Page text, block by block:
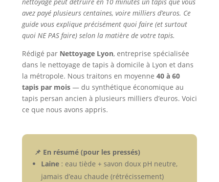
nettoyage peut détruire en 10 minutes un tapis que vous
avez payé plusieurs centaines, voire milliers d’euros. Ce
guide vous explique précisément quoi faire (et surtout
quoi NE PAS faire) selon la matière de votre tapis.
Rédigé par Nettoyage Lyon, entreprise spécialisée
dans le nettoyage de tapis à domicile à Lyon et dans
la métropole. Nous traitons en moyenne 40 à 60
tapis par mois— du synthétique économique au
tapis persan ancien à plusieurs milliers d’euros. Voici
ce que nous avons appris.
📌 En résumé (pour les pressés)
Laine: eau tiède + savon doux pH neutre,
jamais d’eau chaude (rétrécissement)